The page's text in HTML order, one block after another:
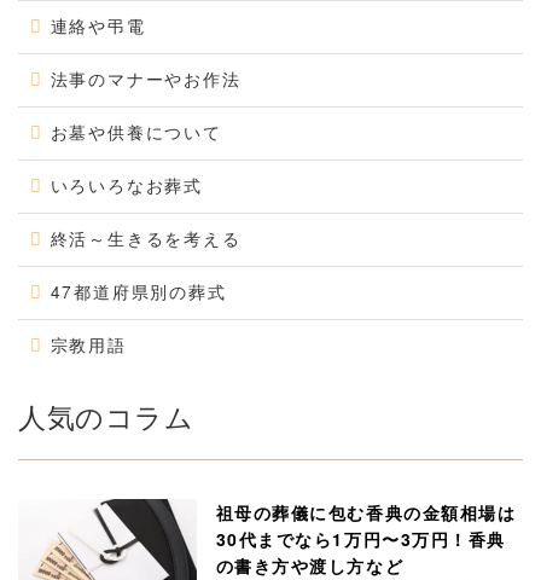
連絡や弔電
法事のマナーやお作法
お墓や供養について
いろいろなお葬式
終活～生きるを考える
47都道府県別の葬式
宗教用語
人気のコラム
祖母の葬儀に包む香典の金額相場は
30代までなら1万円〜3万円！香典
の書き方や渡し方など